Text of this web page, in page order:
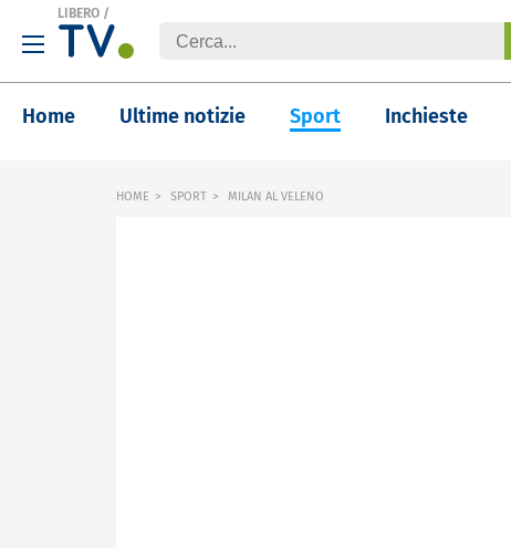
LIBERO /
Home Ultime notizie Sport Inchieste
HOME SPORT MILAN AL VELENO